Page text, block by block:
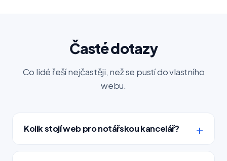
Časté dotazy
Co lidé řeší nejčastěji, než se pustí do vlastního
webu.
Kolik stojí web pro notářskou kancelář?